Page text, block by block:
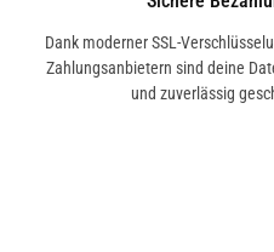
Dank moderner SSL-
Zahlungsanbietern sind deine
und zuverlässig